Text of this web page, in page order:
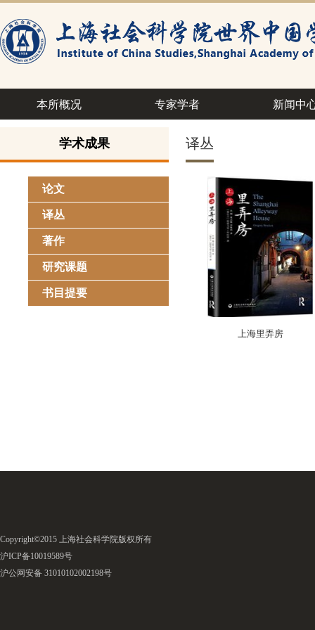
本所概况 专家学者 新闻中
学术成果
论文
译丛
著作
研究课题
书目提要
译丛
上海里弄房
Copyright©2015 上海社会科学院版权所有
沪ICP备10019589号
沪公网安备 31010102002198号